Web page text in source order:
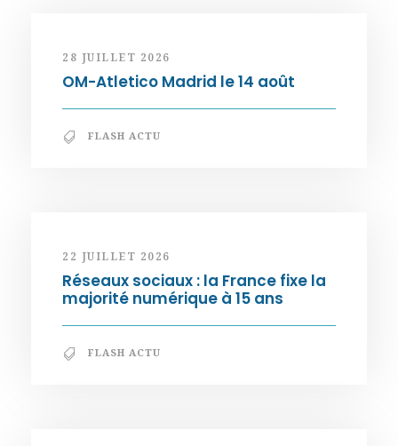
28 JUILLET 2026
OM-Atletico Madrid le 14 août
FLASH ACTU
22 JUILLET 2026
Réseaux sociaux : la France fixe la
majorité numérique à 15 ans
FLASH ACTU